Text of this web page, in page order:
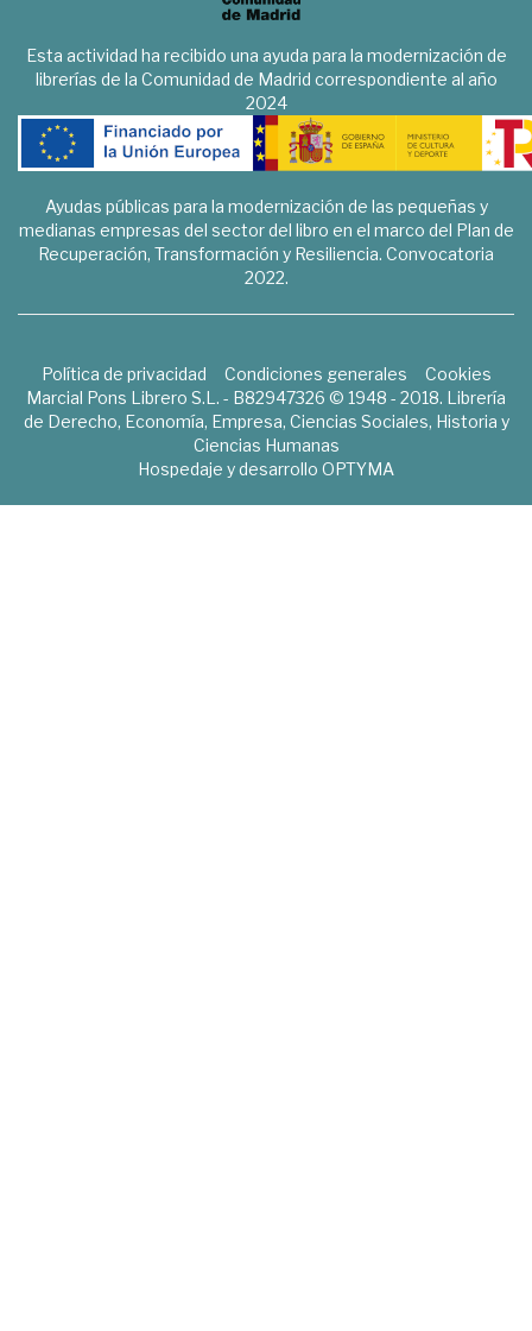
Esta actividad ha recibido una ayuda para la modernización de
librerías de la Comunidad de Madrid correspondiente al año
2024
Ayudas públicas para la modernización de las pequeñas y
medianas empresas del sector del libro en el marco del Plan de
Recuperación, Transformación y Resiliencia. Convocatoria
2022.
Política de privacidad Condiciones generales
Cookies
Marcial Pons Librero S.L. - B82947326 © 1948 - 2018. Librería
de Derecho, Economía, Empresa, Ciencias Sociales, Historia y
Ciencias Humanas
Hospedaje y desarrollo OPTYMA